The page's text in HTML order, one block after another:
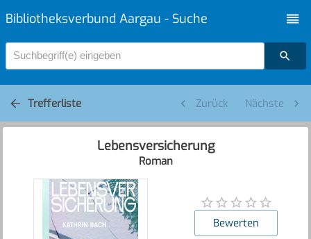
Bibliotheksverbund Aargau - Suche
Suchbegriff(e) eingeben
Trefferliste Zurück Nächste
Lebensversicherung
Roman
Bewerten